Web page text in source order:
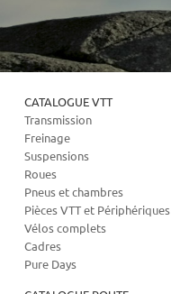
CATALOGUE VTT
Transmission
Freinage
Suspensions
Roues
Pneus et chambres
Pièces VTT et Périphériques
Vélos complets
Cadres
Pure Days